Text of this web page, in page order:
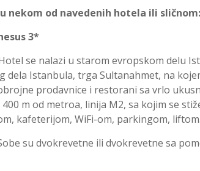
nekom od navedenih hotela ili sličnom:
3*
se nalazi u starom evropskom delu
dela Istanbula, trga Sultanahmet, na
prodavnice i restorani sa vrlo
400 m od metroa, linija M2, sa kojim se
kafeterijom, WiFi-om, parkingom, liftom.
su dvokrevetne ili dvokrevetne sa